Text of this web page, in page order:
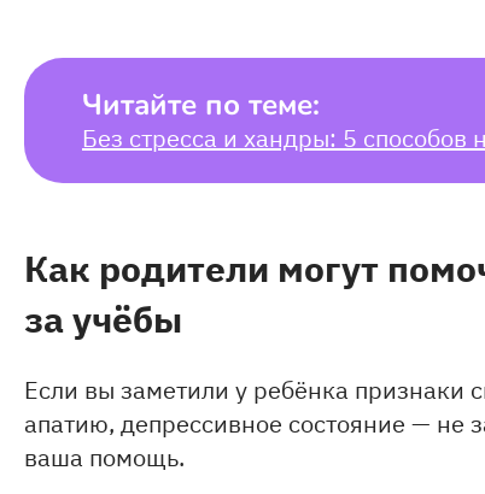
Читайте по теме:
Без стресса и хандры: 5 способов
Как родители могут
за учёбы
Если вы заметили у ребёнка признаки
апатию, депрессивное состояние — не
ваша помощь.